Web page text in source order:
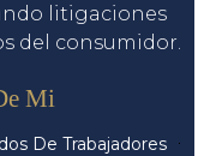
litigaciones
del consumidor.
Mi
De Trabajadores